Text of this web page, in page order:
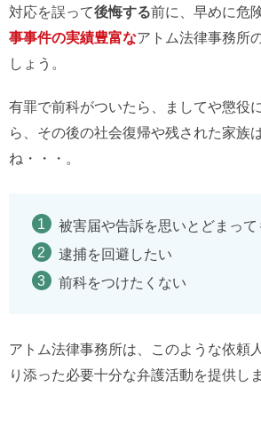
対応を誤って後悔する前に、早めに危
事事件の実績豊富なアトム法律事務所
しょう。
有罪で前科がついたら、ましてや懲役
ら、その後の社会復帰や残された家族
ね・・・。
被害届や告訴を思いとどまって
逮捕を回避したい
前科をつけたくない
アトム法律事務所は、このような依頼
り添った必要十分な弁護活動を提供しま